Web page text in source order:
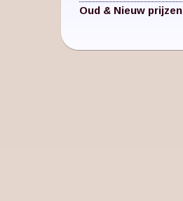
Oud & Nieuw prijzen